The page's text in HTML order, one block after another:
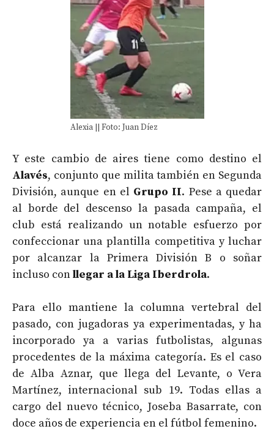
Alexia || Foto: Juan Díez
Y este cambio de aires tiene como destino el
Alavés, conjunto que milita también en Segunda
División, aunque en el Grupo II. Pese a quedar
al borde del descenso la pasada campaña, el
club está realizando un notable esfuerzo por
confeccionar una plantilla competitiva y luchar
por alcanzar la Primera División B o soñar
incluso conllegar a la Liga Iberdrola.
Para ello mantiene la columna vertebral del
pasado, con jugadoras ya experimentadas, y ha
incorporado ya a varias futbolistas, algunas
procedentes de la máxima categoría. Es el caso
de Alba Aznar, que llega del Levante, o Vera
Martínez, internacional sub 19. Todas ellas a
cargo del nuevo técnico, Joseba Basarrate, con
doce años de experiencia en el fútbol femenino.